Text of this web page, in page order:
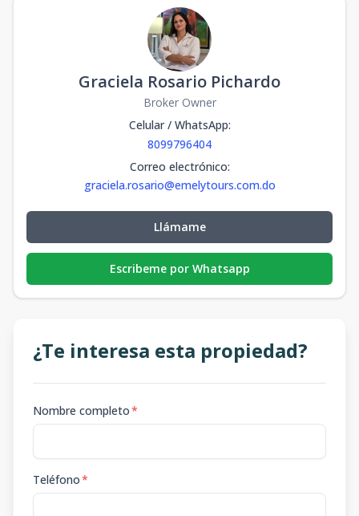
Graciela Rosario Pichardo
Broker Owner
Celular / WhatsApp:
8099796404
Correo electrónico:
graciela.rosario@emelytours.com.do
Llámame
Escribeme por Whatsapp
¿Te interesa esta propiedad?
Nombre completo*
Teléfono*